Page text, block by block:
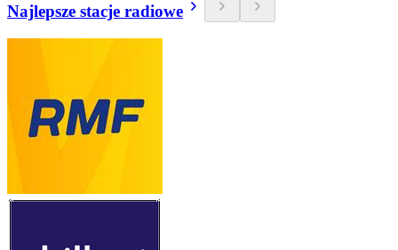
Najlepsze stacje radiowe